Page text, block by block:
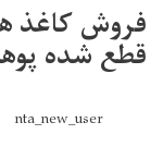
فروش کاغذ
قطع شده
nta_new_user